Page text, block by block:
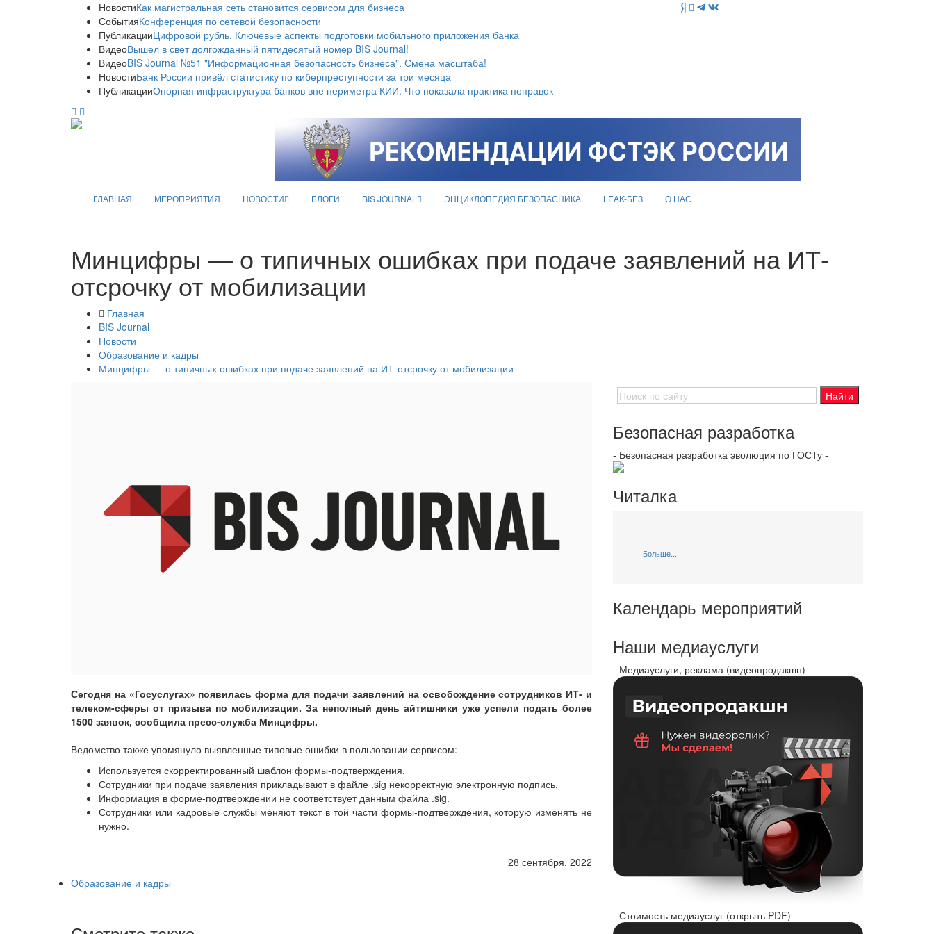
НовостиКак магистральная сеть становится сервисом для бизнеса
СобытияКонференция по сетевой безопасности
ПубликацииЦифровой рубль. Ключевые аспекты подготовки мобильного приложения банка
ВидеоВышел в свет долгожданный пятидесятый номер BIS Journal!
ВидеоBIS Journal №51 "Информационная безопасность бизнеса". Смена масштаба!
НовостиБанк России привёл статистику по киберпреступности за три месяца
ПубликацииОпорная инфраструктура банков вне периметра КИИ. Что показала практика поправок
ГЛАВНАЯ МЕРОПРИЯТИЯ НОВОСТИ БЛОГИ BIS JOURNAL ЭНЦИКЛОПЕДИЯ БЕЗОПАСНИКА LEAK-БЕЗ О НАС
Минцифры — о типичных ошибках при подаче заявлений на ИТ-
отсрочку от мобилизации
Главная
BIS Journal
Новости
Образование и кадры
Минцифры — о типичных ошибках при подаче заявлений на ИТ-отсрочку от мобилизации
Сегодня на «Госуслугах» появилась форма для подачи заявлений на освобождение сотрудников ИТ- и
телеком-сферы от призыва по мобилизации. За неполный день айтишники уже успели подать более
1500 заявок, сообщила пресс-служба Минцифры.
Ведомство также упомянуло выявленные типовые ошибки в пользовании сервисом:
Используется скорректированный шаблон формы-подтверждения.
Сотрудники при подаче заявления прикладывают в файле .sig некорректную электронную подпись.
Информация в форме-подтверждении не соответствует данным файла .sig.
Сотрудники или кадровые службы меняют текст в той части формы-подтверждения, которую изменять не
нужно.
28 сентября, 2022
Образование и кадры
Безопасная разработка
- Безопасная разработка эволюция по ГОСТу -
Читалка
Больше...
Календарь мероприятий
Наши медиауслуги
- Медиауслуги, реклама (видеопродакшн) -
- Стоимость медиауслуг (открыть PDF) -